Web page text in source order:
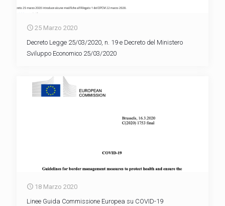
25 Marzo 2020
Decreto Legge 25/03/2020, n. 19 e Decreto del Ministero
Sviluppo Economico 25/03/2020
18 Marzo 2020
Linee Guida Commissione Europea su COVID-19